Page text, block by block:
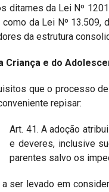
ditames da Lei Nº
da Lei Nº
da estrutura
Criança e do
que o processo
repisar:
Art. 41. A adoção
e deveres, inclusive
parentes salvo os
ser levado em